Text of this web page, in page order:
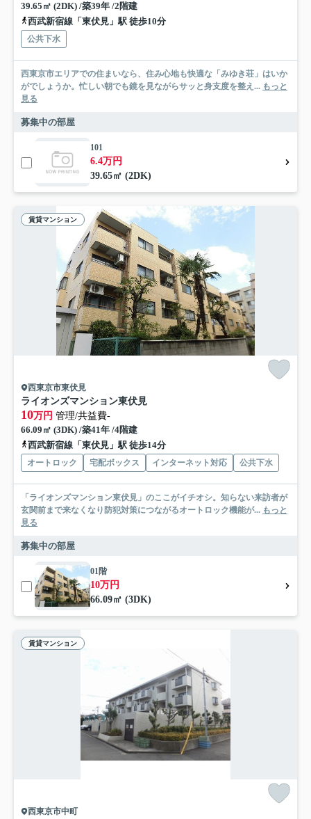
39.65㎡ (2DK) /築39年 /2階建
西武新宿線「東伏見」駅 徒歩10分
公共下水
西東京市エリアでの住まいなら、住み心地も快適な「みゆき荘」はいか
がでしょうか。忙しい朝でも鏡を見ながらサッと身支度を整え... もっと
見る
募集中の部屋
101
6.4万円
39.65㎡ (2DK)
賃貸マンション
西東京市東伏見
ライオンズマンション東伏見
10万円 管理/共益費-
66.09㎡ (3DK) /築41年 /4階建
西武新宿線「東伏見」駅 徒歩14分
オートロック 宅配ボックス インターネット対応 公共下水
「ライオンズマンション東伏見」のここがイチオシ。知らない来訪者が
玄関前まで来なくなり防犯対策につながるオートロック機能が... もっと
見る
募集中の部屋
01階
10万円
66.09㎡ (3DK)
賃貸マンション
西東京市中町